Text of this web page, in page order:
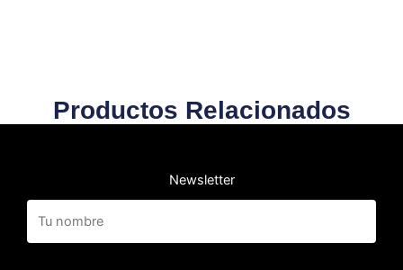
Productos Relacionados
Newsletter